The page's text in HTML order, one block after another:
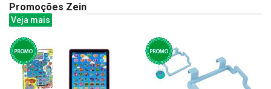
Promoções Zein
Veja mais